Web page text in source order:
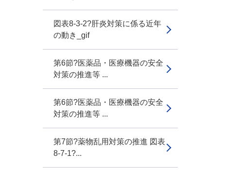
図表8-3-2?肝炎対策に係る近年
の動き_gif
第6節?医薬品・医療機器の安全
対策の推進等 ...
第6節?医薬品・医療機器の安全
対策の推進等 ...
第7節?薬物乱用対策の推進 図表
8-7-1?...